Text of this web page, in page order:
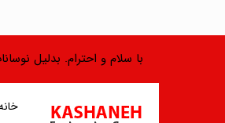
با سلام و احترام. بدلیل